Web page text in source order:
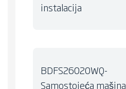
instalacija
BDFS26020WQ-
Samostojeća mašina